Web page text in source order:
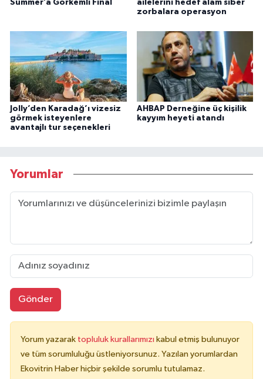
Summer’a Görkemli Final
ailelerini hedef alam siber
zorbalara operasyon
Jolly’den Karadağ’ı vizesiz
görmek isteyenlere
avantajlı tur seçenekleri
AHBAP Derneğine üç kişilik
kayyım heyeti atandı
Yorumlar
Gönder
Yorum yazarak topluluk kurallarımızı kabul etmiş bulunuyor
ve tüm sorumluluğu üstleniyorsunuz. Yazılan yorumlardan
Ekovitrin Haber hiçbir şekilde sorumlu tutulamaz.